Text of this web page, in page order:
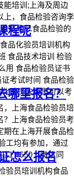
能培训;上海及周边
上，食品检验咨询李
技术;2.食品检验的
程呢
品化验员培训机构
食品技术培训 检验
用 食品检验员证书
考试时间 食品检验
验员去哪里可以考
哪里报名？
，上海食品检验员培
？上海食品检验员考
期在上海开展食品检
工均有参加，通过
4650（微信同
怎么报名
验员培训机构食品